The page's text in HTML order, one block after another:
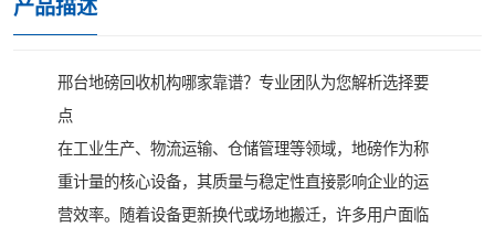
产品描述
邢台地磅回收机构哪家靠谱？专业团队为您解析选择要
点
在工业生产、物流运输、仓储管理等领域，地磅作为称
重计量的核心设备，其质量与稳定性直接影响企业的运
营效率。随着设备更新换代或场地搬迁，许多用户面临